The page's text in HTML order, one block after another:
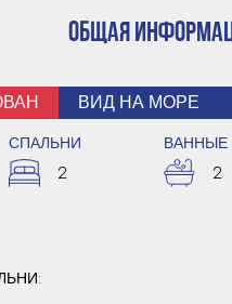
ОБЩАЯ
ВИД НА МОРЕ
СПАЛЬНИ
2 2